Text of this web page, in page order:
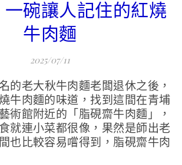
一碗讓人記住的紅燒
牛肉麵
2025/07/11
牛肉麵的味道，找到這間在青埔
術館附近的「脂硯齋牛肉麵」，
就連小菜都很像，果然是師出老
也比較容易嚐得到，脂硯齋牛肉